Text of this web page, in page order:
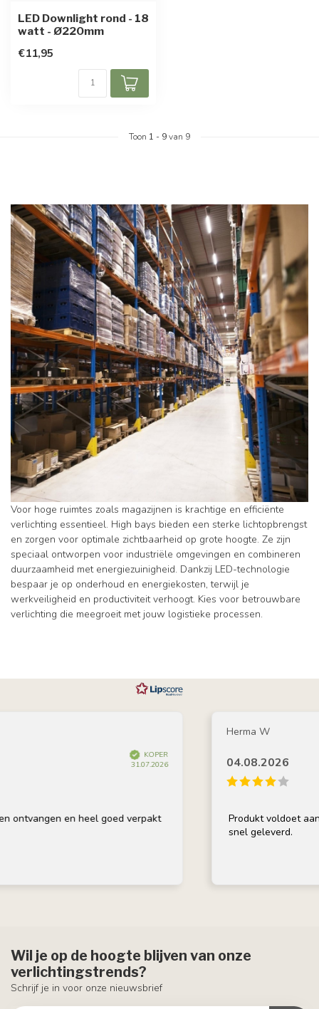
LED Downlight rond - 18
watt - Ø220mm
€11,95
Toon 1 - 9van 9
Voor hoge ruimtes zoals magazijnen is krachtige en efficiënte
verlichting essentieel. High bays bieden een sterke lichtopbrengst
en zorgen voor optimale zichtbaarheid op grote hoogte. Ze zijn
speciaal ontworpen voor industriële omgevingen en combineren
duurzaamheid met energiezuinigheid. Dankzij LED-technologie
bespaar je op onderhoud en energiekosten, terwijl je
werkveiligheid en productiviteit verhoogt. Kies voor betrouwbare
verlichting die meegroeit met jouw logistieke processen.
KOPER
31.07.2026
en heel goed verpakt
Herma W
04.08.2026
Produkt voldoet aan
snel geleverd.
Wil je op de hoogte blijven van onze
verlichtingstrends?
Schrijf je in voor onze nieuwsbrief